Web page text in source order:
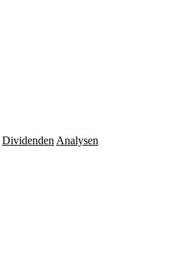
Dividenden Analysen